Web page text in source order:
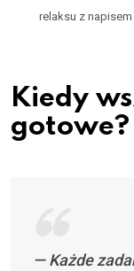
relaksu z
Kiedy
gotowe?
— Każde